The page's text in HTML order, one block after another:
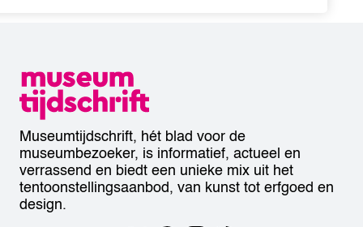
Museumtijdschrift, hét blad voor de
museumbezoeker, is informatief, actueel en
verrassend en biedt een unieke mix uit het
tentoonstellingsaanbod, van kunst tot erfgoed en
design.